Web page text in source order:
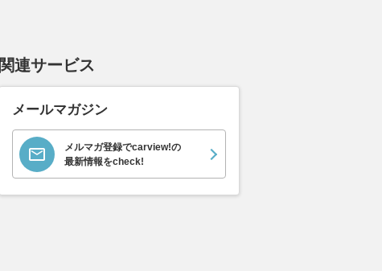
関連サービス
メールマガジン
メルマガ登録でcarview!の
最新情報をcheck!